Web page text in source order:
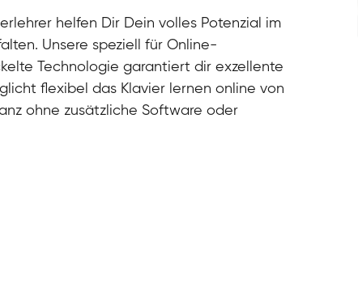
helfen Dir Dein volles Potenzial im
Unsere speziell für Online-
Technologie garantiert dir exzellente
flexibel das Klavier lernen online von
ohne zusätzliche Software oder